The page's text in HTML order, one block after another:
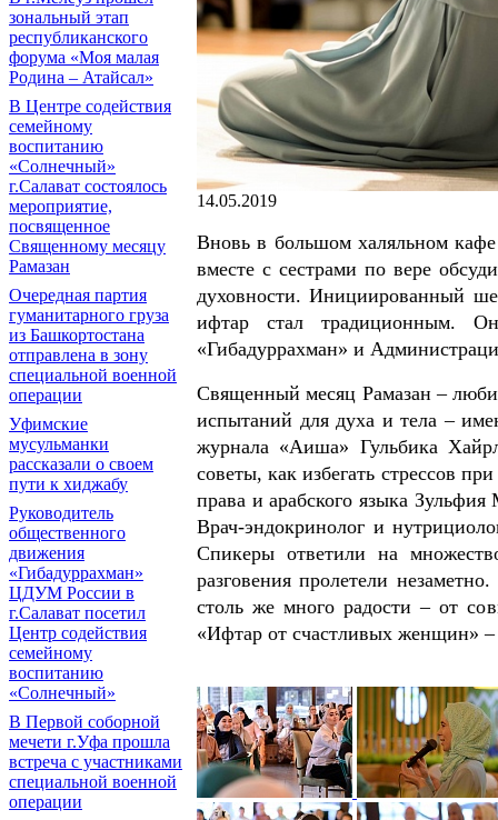
зональный этап
республиканского
форума «Моя малая
Родина – Атайсал»
В Центре содействия
семейному
воспитанию
«Солнечный»
г.Салават состоялось
мероприятие,
посвященное
Священному месяцу
Рамазан
Очередная партия
гуманитарного груза
из Башкортостана
отправлена в зону
специальной военной
операции
Уфимские
мусульманки
рассказали о своем
пути к хиджабу
Руководитель
общественного
движения
«Гибадуррахман»
ЦДУМ России в
г.Салават посетил
Центр содействия
семейному
воспитанию
«Солнечный»
В Первой соборной
мечети г.Уфа прошла
встреча с участниками
специальной военной
операции
14.05.2019
Вновь в большом халяльном кафе
вместе с сестрами по вере
духовности. Инициированный
ифтар стал традиционным.
«Гибадуррахман» и
Священный месяц Рамазан –
испытаний для духа и тела –
журнала «Аиша» Гульбика
советы, как избегать стрессов
права и арабского языка
Врач-эндокринолог и
Спикеры ответили на
разговения пролетели
столь же много радости – от
«Ифтар от счастливых женщин» –